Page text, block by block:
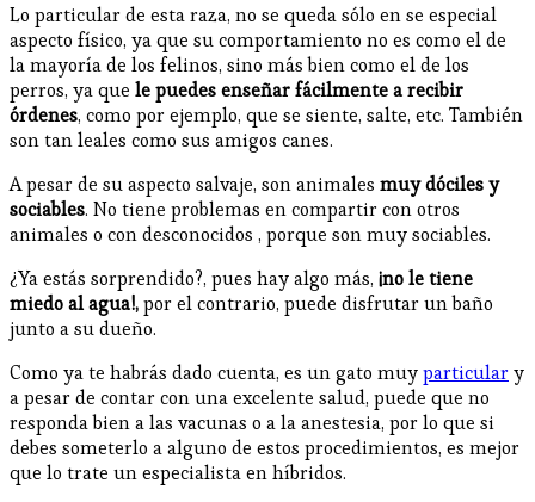
Lo particular de esta raza, no se queda sólo en se especial
aspecto físico, ya que su comportamiento no es como el de
la mayoría de los felinos, sino más bien como el de los
perros, ya que le puedes enseñar fácilmente a recibir
órdenes, como por ejemplo, que se siente, salte, etc. También
son tan leales como sus amigos canes.
A pesar de su aspecto salvaje, son animales muy dóciles y
sociables. No tiene problemas en compartir con otros
animales o con desconocidos , porque son muy sociables.
¿Ya estás sorprendido?, pues hay algo más, ¡no le tiene
miedo al agua!,por el contrario, puede disfrutar un baño
junto a su dueño.
Como ya te habrás dado cuenta, es un gato muyparticulary
a pesar de contar con una excelente salud, puede que no
responda bien a las vacunas o a la anestesia, por lo que si
debes someterlo a alguno de estos procedimientos, es mejor
que lo trate un especialista en híbridos.